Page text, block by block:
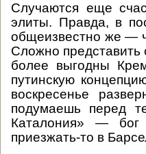
Случаются еще
элиты. Правда, в
общеизвестно же —
Сложно представить
более выгодны
путинскую
воскресенье
подумаешь перед
Каталония» — бог
приезжать-то в